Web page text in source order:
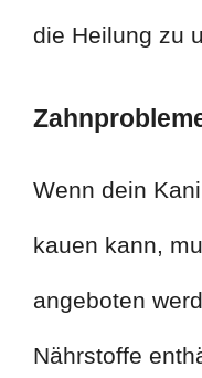
die Heilung zu
Wenn dein
kauen kann,
angeboten
Nährstoffe